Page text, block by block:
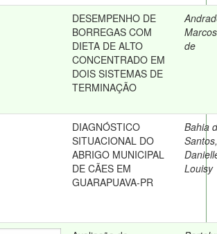
DESEMPENHO DE
BORREGAS COM
DIETA DE ALTO
CONCENTRADO EM
DOIS SISTEMAS DE
TERMINAÇÃO
de
DIAGNÓSTICO
SITUACIONAL DO
ABRIGO MUNICIPAL
DE CÃES EM
GUARAPUAVA-PR
Bahia
Santos,
Louisy